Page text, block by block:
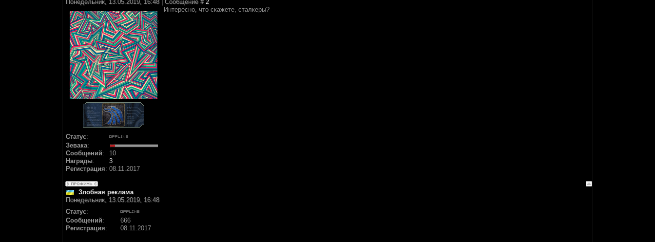
Понедельник, 13.05.2019, 16:48 | Сообщение # 2
Статус:
Зевака:
Сообщений:
10
Награды:
3
Регистрация: 08.11.2017
Интересно, что скажете, сталкеры?
Злобная реклама
Понедельник, 13.05.2019, 16:48
Статус:
Сообщений:
666
Регистрация: 08.11.2017